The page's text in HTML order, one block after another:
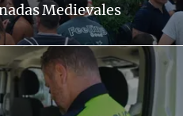
Medievales